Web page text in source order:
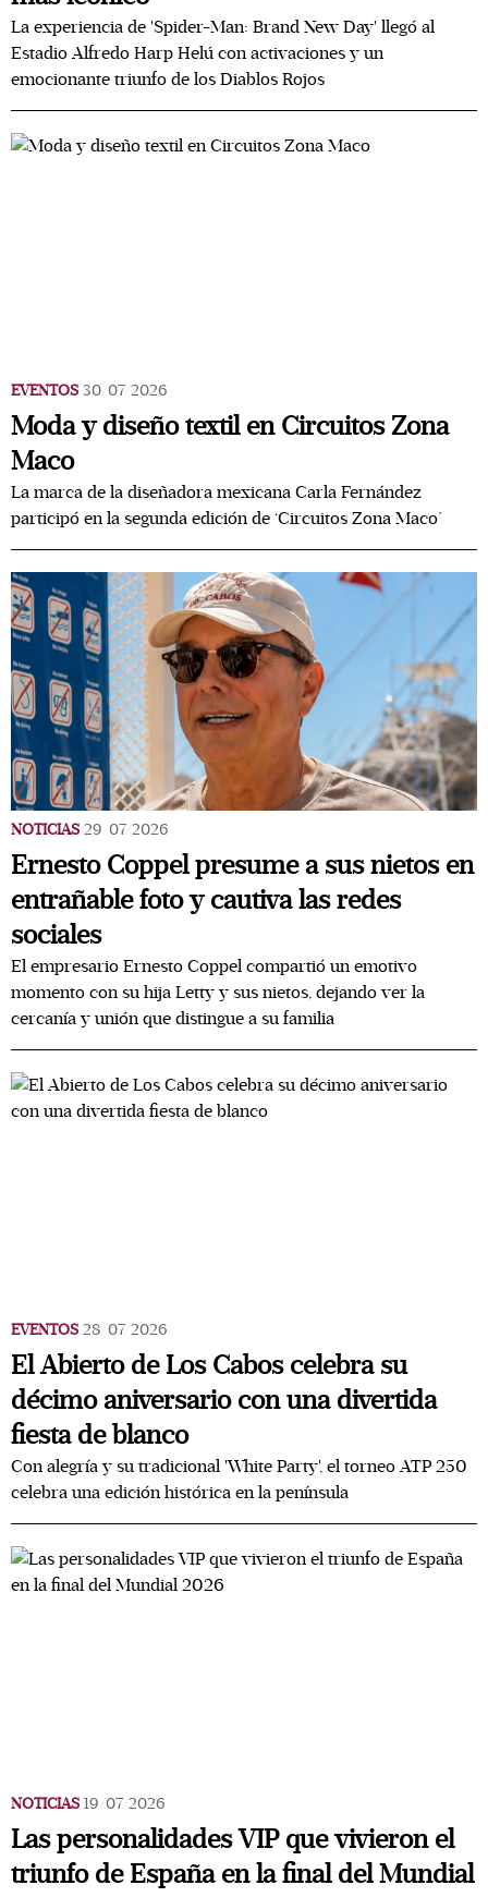
La experiencia de 'Spider-Man: Brand New Day' llegó al
Estadio Alfredo Harp Helú con activaciones y un
emocionante triunfo de los Diablos Rojos
EVENTOS 30/07/2026
Moda y diseño textil en Circuitos Zona
Maco
La marca de la diseñadora mexicana Carla Fernández
participó en la segunda edición de ‘Circuitos Zona Maco’
NOTICIAS 29/07/2026
Ernesto Coppel presume a sus nietos en
entrañable foto y cautiva las redes
sociales
El empresario Ernesto Coppel compartió un emotivo
momento con su hija Letty y sus nietos, dejando ver la
cercanía y unión que distingue a su familia
EVENTOS 28/07/2026
El Abierto de Los Cabos celebra su
décimo aniversario con una divertida
fiesta de blanco
Con alegría y su tradicional 'White Party', el torneo ATP 250
celebra una edición histórica en la península
NOTICIAS 19/07/2026
Las personalidades VIP que vivieron el
triunfo de España en la final del Mundial